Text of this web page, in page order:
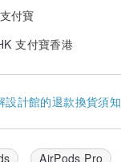
付寶
支付寶香港
設計館的退款換貨須知
AirPods Pro